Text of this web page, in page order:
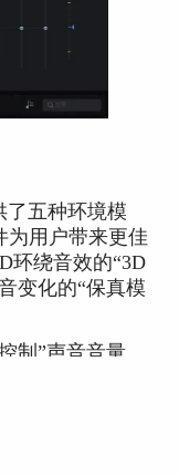
了五种环境模
为用户带来更佳
环绕音效的“3D
变化的“保真模
制”声音音量